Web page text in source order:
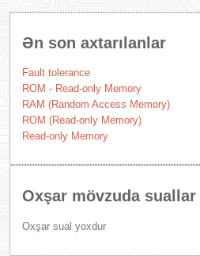
Ən son axtarılanlar
Fault tolerance
ROM - Read-only Memory
RAM (Random Access Memory)
ROM (Read-only Memory)
Read-only Memory
Oxşar mövzuda suallar
Oxşar sual yoxdur